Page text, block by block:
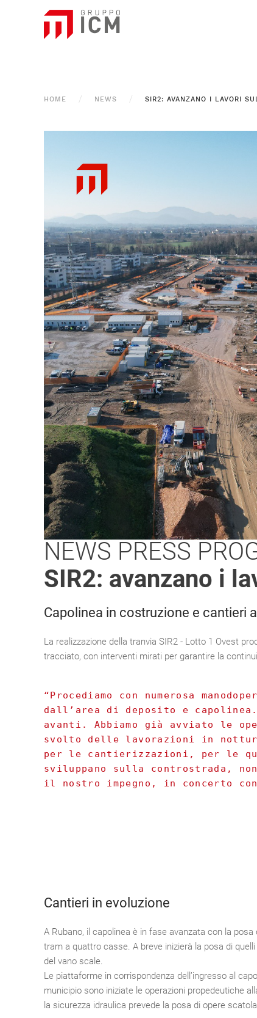
HOME NEWS SIR2: AVANZANO I LAVORI
NEWS PRESS
SIR2: avanzano i
Capolinea in costruzione e cantieri
La realizzazione della tranvia SIR2 - Lotto 1 Ovest
tracciato, con interventi mirati per garantire la
“Procediamo con numerosa
dall’area di deposito e
avanti. Abbiamo già avviato le
svolto delle lavorazioni in
per le cantierizzazioni, per le
sviluppano sulla controstrada,
il nostro impegno, in concerto
Cantieri in evoluzione
A Rubano, il capolinea è in fase avanzata con la
tram a quattro casse. A breve inizierà la posa di
del vano scale.
Le piattaforme in corrispondenza dell’ingresso al
municipio sono iniziate le operazioni propedeutiche
la sicurezza idraulica prevede la posa di opere